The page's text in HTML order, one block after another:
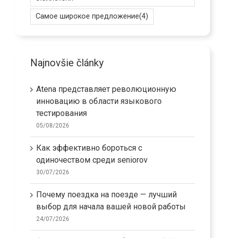
Самое широкое предложение(4)
Najnovšie články
Atena представляет революционную
инновацию в области языкового
тестирования
05/08/2026
Как эффективно бороться с
одиночеством среди seniorov
30/07/2026
Почему поездка на поезде — лучший
выбор для начала вашей новой работы
24/07/2026